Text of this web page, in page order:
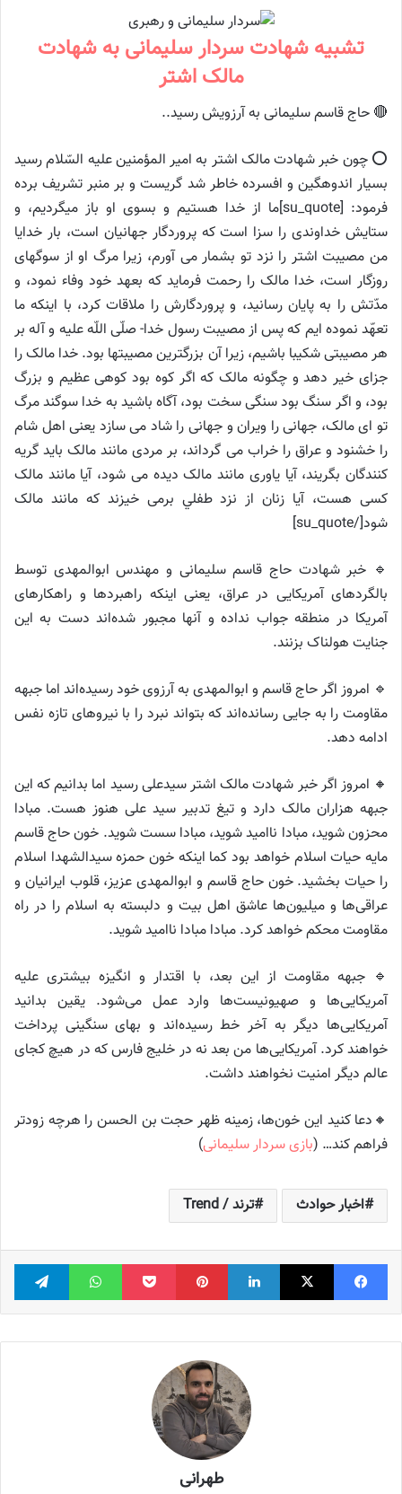
تشبیه شهادت سردار سلیمانی به شهادت
مالک اشتر
🔴 حاج قاسم سلیمانی به آرزویش رسید..
⭕️ چون خبر شهادت مالک اشتر به امیر المؤمنین علیه السّلام رسید
بسیار اندوهگین و افسرده خاطر شد گریست و بر منبر تشریف برده
فرمود: [su_quote]ما از خدا هستیم و بسوی او باز میگردیم، و
ستایش خداوندی را سزا است که پروردگار جهانیان است، بار خدایا
من مصیبت اشتر را نزد تو بشمار مى آورم، زیرا مرگ او از سوگهاى
روزگار است، خدا مالک را رحمت فرماید که بعهد خود وفاء نمود، و
مدّتش را به پایان رسانید، و پروردگارش را ملاقات کرد، با اینکه ما
تعهّد نموده ایم که پس از مصیبت رسول خدا- صلّى اللّه علیه و آله بر
هر مصیبتی شکیبا باشیم، زیرا آن بزرگترین مصیبتها بود. خدا مالک را
جزای خیر دهد و چگونه مالک که اگر کوه بود کوهی عظیم و بزرگ
بود، و اگر سنگ بود سنگى سخت بود، آگاه باشید به خدا سوگند مرگ
تو اى مالک، جهانى را ویران و جهانى را شاد مى سازد یعنى اهل شام
را خشنود و عراق را خراب مى گرداند، بر مردی مانند مالک باید گریه
کنندگان بگریند، آیا یاوری مانند مالک دیده می شود، آیا مانند مالک
کسى هست، آیا زنان از نزد طفلي برمی خیزند که مانند مالک
شود[/su_quote]
🔹 خبر شهادت حاج قاسم سلیمانی و مهندس ابوالمهدی توسط
بالگردهای آمریکایی در عراق، یعنی اینکه راهبردها و راهکارهای
آمریکا در منطقه جواب نداده و آنها مجبور شده‌اند دست به این
جنایت هولناک بزنند.
🔹 امروز اگر حاج قاسم و ابوالمهدی به آرزوی خود رسیده‌اند اما جبهه
مقاومت را به جایی رسانده‌اند که بتواند نبرد را با نیروهای تازه نفس
ادامه دهد.
🔸 امروز اگر خبر شهادت مالک اشتر سیدعلی رسید اما بدانیم که این
جبهه هزاران مالک دارد و تیغ تدبیر سید علی هنوز هست. مبادا
محزون شوید، مبادا ناامید شوید، مبادا سست شوید. خون حاج قاسم
مایه حیات اسلام خواهد بود کما اینکه خون حمزه سیدالشهدا اسلام
را حیات بخشید. خون حاج قاسم و ابوالمهدی عزیز، قلوب ایرانیان و
عراقی‌ها و میلیون‌ها عاشق اهل بیت و دلبسته به اسلام را در راه
مقاومت محکم خواهد کرد. مبادا مبادا ناامید شوید.
🔹 جبهه مقاومت از این بعد، با اقتدار و انگیزه بیشتری علیه
آمریکایی‌ها و صهیونیست‌ها وارد عمل می‌شود. یقین بدانید
آمریکایی‌ها دیگر به آخر خط رسیده‌اند و بهای سنگینی پرداخت
خواهند کرد. آمریکایی‌ها من بعد نه در خلیج فارس که در هیچ کجای
عالم دیگر امنیت نخواهند داشت.
🔸دعا کنید این خون‌ها، زمینه ظهر حجت بن الحسن را هرچه زودتر
فراهم کند… (بازی سردار سلیمانی)
اخبار حوادث ترند / Trend
فیس بوک X لینکدین ‫پین‌ترست پاکت واتس آپ
طهرانی